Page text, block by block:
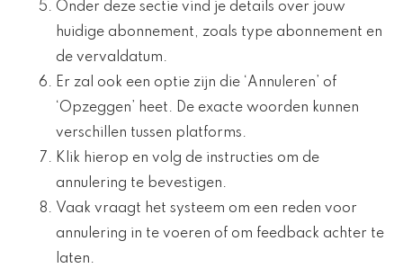
Onder deze sectie vind je details over jouw
huidige abonnement, zoals type abonnement en
de vervaldatum.
Er zal ook een optie zijn die ‘Annuleren’ of
‘Opzeggen’ heet. De exacte woorden kunnen
verschillen tussen platforms.
Klik hierop en volg de instructies om de
annulering te bevestigen.
Vaak vraagt het systeem om een reden voor
annulering in te voeren of om feedback achter te
laten.